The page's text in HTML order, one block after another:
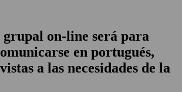
grupal on-line será para
en portugués,
a las necesidades de la